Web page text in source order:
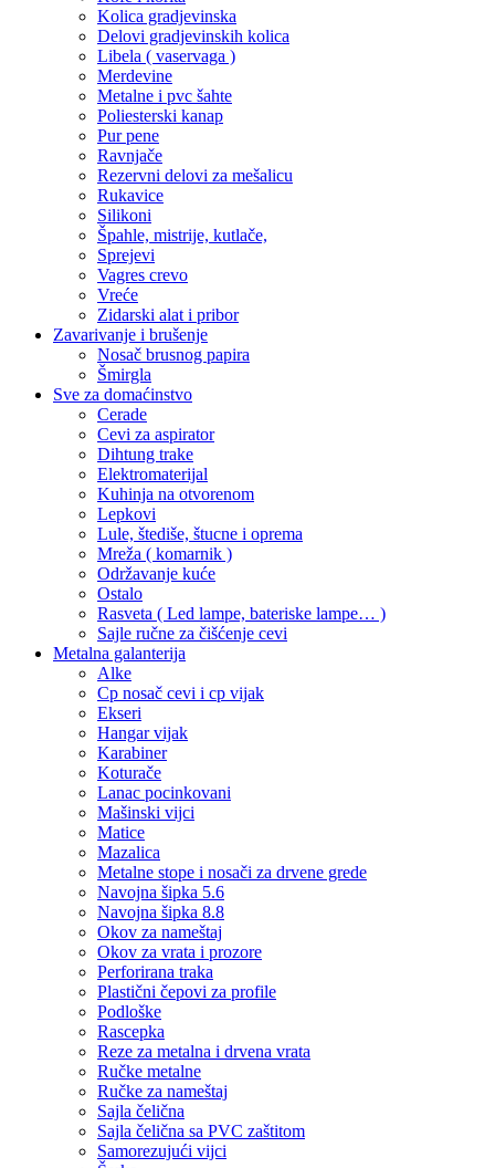
Kolica gradjevinska
Delovi gradjevinskih kolica
Libela ( vaservaga )
Merdevine
Metalne i pvc šahte
Poliesterski kanap
Pur pene
Ravnjače
Rezervni delovi za mešalicu
Rukavice
Silikoni
Špahle, mistrije, kutlače,
Sprejevi
Vagres crevo
Vreće
Zidarski alat i pribor
Zavarivanje i brušenje
Nosač brusnog papira
Šmirgla
Sve za domaćinstvo
Cerade
Cevi za aspirator
Dihtung trake
Elektromaterijal
Kuhinja na otvorenom
Lepkovi
Lule, štediše, štucne i oprema
Mreža ( komarnik )
Održavanje kuće
Ostalo
Rasveta ( Led lampe, bateriske lampe… )
Sajle ručne za čišćenje cevi
Metalna galanterija
Alke
Cp nosač cevi i cp vijak
Ekseri
Hangar vijak
Karabiner
Koturače
Lanac pocinkovani
Mašinski vijci
Matice
Mazalica
Metalne stope i nosači za drvene grede
Navojna šipka 5.6
Navojna šipka 8.8
Okov za nameštaj
Okov za vrata i prozore
Perforirana traka
Plastični čepovi za profile
Podloške
Rascepka
Reze za metalna i drvena vrata
Ručke metalne
Ručke za nameštaj
Sajla čelična
Sajla čelična sa PVC zaštitom
Samorezujući vijci